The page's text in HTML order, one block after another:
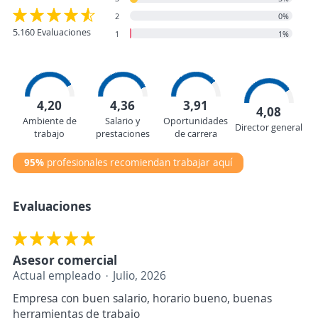
5.160 Evaluaciones
2
0%
1
1%
4,20
Ambiente de
trabajo
4,36
Salario y
prestaciones
3,91
Oportunidades
de carrera
4,08
Director general
95% profesionales recomiendan trabajar aquí
Evaluaciones
Asesor comercial
Actual empleado
Julio, 2026
Empresa con buen salario, horario bueno, buenas
herramientas de trabajo